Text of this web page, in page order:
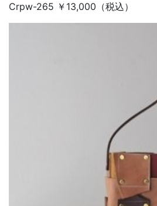
Crpw-265 ￥13,000（税込）